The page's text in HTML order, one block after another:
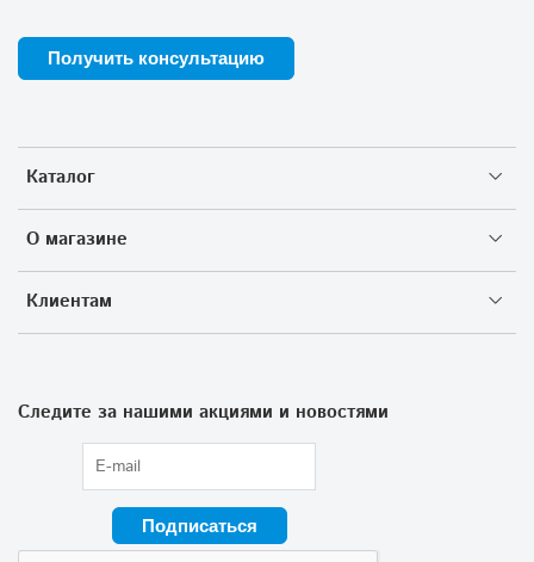
Каталог
О магазине
Клиентам
Получить консультацию
Следите за нашими акциями и новостями
Подписаться